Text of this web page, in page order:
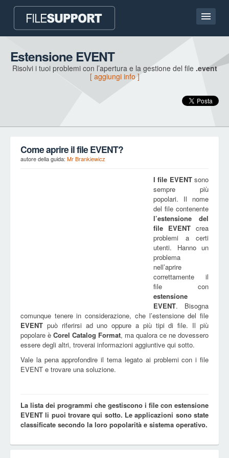
Homepage
Contatto
Estensione EVENT
Risolvi i tuoi problemi con l’apertura e la gestione del file .event
[ aggiungi info ]
Come aprire il file EVENT?
autore della guida: Mr Brankiewicz
I file EVENTsono
sempre più
popolari. Il nome
del file contenente
l’estensione del
file EVENT crea
problemi a certi
utenti. Hanno un
problema
nell’aprire
correttamente il
file con
estensione
EVENT. Bisogna
comunque tenere in considerazione, che l’estensione del file
EVENT può riferirsi ad uno oppure a più tipi di file. Il più
popolare è Corel Catalog Format, ma qualora ce ne dovessero
essere degli altri, troverai informazioni aggiuntive qui sotto.
Vale la pena approfondire il tema legato ai problemi con i file
EVENT e trovare una soluzione.
La lista dei programmi che gestiscono i file con estensione
EVENT li puoi trovare qui sotto. Le applicazioni sono state
classificate secondo la loro popolarità e sistema operativo.